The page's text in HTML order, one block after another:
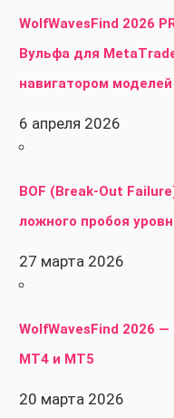
WolfWavesFind 2026
Вульфа для
навигатором моделей
6 апреля 2026
BOF (Break-Out
ложного пробоя
27 марта 2026
WolfWavesFind 2026
MT4 и MT5
20 марта 2026